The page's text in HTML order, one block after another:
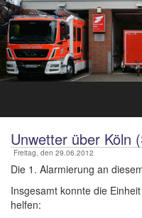
Unwetter über Köln
Freitag, den 29.06.2012
Die 1. Alarmierung an
Insgesamt konnte die
helfen: